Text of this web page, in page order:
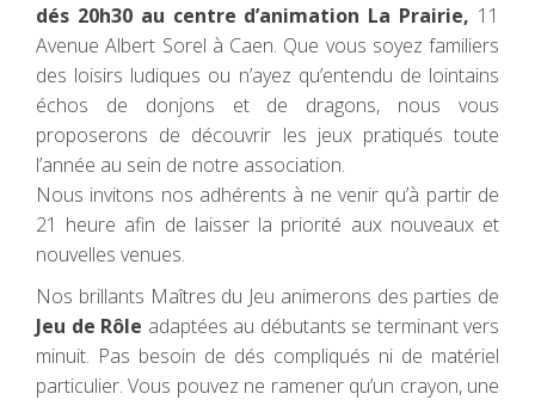
dés 20h30 au centre d’animation La Prairie, 11
Avenue Albert Sorel à Caen. Que vous soyez familiers
des loisirs ludiques ou n’ayez qu’entendu de lointains
échos de donjons et de dragons, nous vous
proposerons de découvrir les jeux pratiqués toute
l’année au sein de notre association.
Nous invitons nos adhérents à ne venir qu’à partir de
21 heure afin de laisser la priorité aux nouveaux et
nouvelles venues.
Nos brillants Maîtres du Jeu animerons des parties de
Jeu de Rôle adaptées au débutants se terminant vers
minuit. Pas besoin de dés compliqués ni de matériel
particulier. Vous pouvez ne ramener qu’un crayon, une